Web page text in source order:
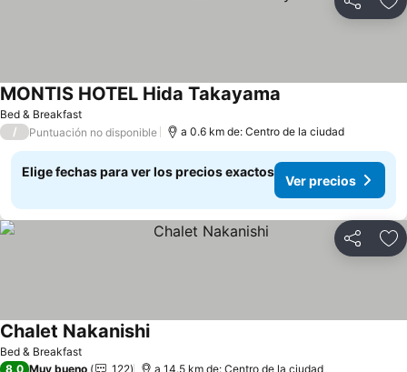
Compartir
Bed & Breakfast
MONTIS HOTEL Hida Takayama
/ Puntuación no disponible a 0.6 km de: Centro de la ciudad
Elige fechas para ver los precios exactos
Ver precios
Compartir
Bed & Breakfast
Chalet NakanishiVer precios
8,0 Muy bueno 122 a 14.5 km de: Centro de la ciudad